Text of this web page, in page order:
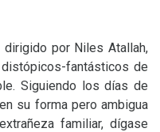
dirigido por Niles Atallah,
fantásticos de
Siguiendo los días de
su forma pero ambigua
familiar, dígase